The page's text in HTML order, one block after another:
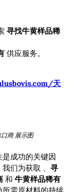
寻找牛黄样品稀
供应服务。
天
商 展示图
成功的关键因
们为获取 、 寻
和 牛黄样品稀有